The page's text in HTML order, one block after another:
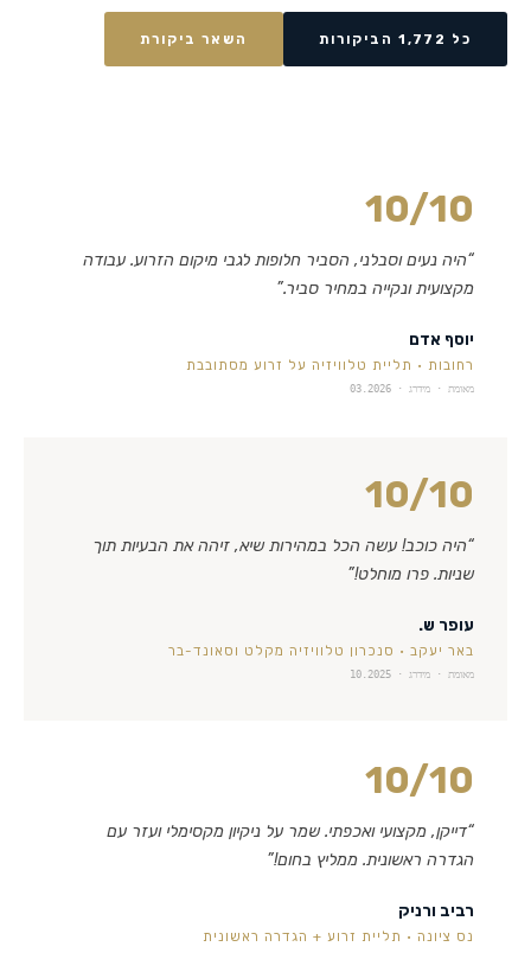
כל 1,772 הביקורות השאר ביקורת
10/10
“היה נעים וסבלני, הסביר חלופות לגבי מיקום הזרוע. עבודה
מקצועית ונקייה במחיר סביר.”
יוסף אדם
רחובות · תליית טלוויזיה על זרוע מסתובבת
מאומת · מידרג · 03.2026
10/10
“היה כוכב! עשה הכל במהירות שיא, זיהה את הבעיות תוך
שניות. פרו מוחלט!”
עופר ש.
באר יעקב · סנכרון טלוויזיה מקלט וסאונד-בר
מאומת · מידרג · 10.2025
10/10
“דייקן, מקצועי ואכפתי. שמר על ניקיון מקסימלי ועזר עם
הגדרה ראשונית. ממליץ בחום!”
רביב ורניק
נס ציונה · תליית זרוע + הגדרה ראשונית